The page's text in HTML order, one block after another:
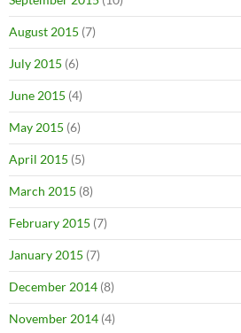
August 2015 (7)
July 2015 (6)
June 2015 (4)
May 2015 (6)
April 2015 (5)
March 2015 (8)
February 2015 (7)
January 2015 (7)
December 2014 (8)
November 2014 (4)